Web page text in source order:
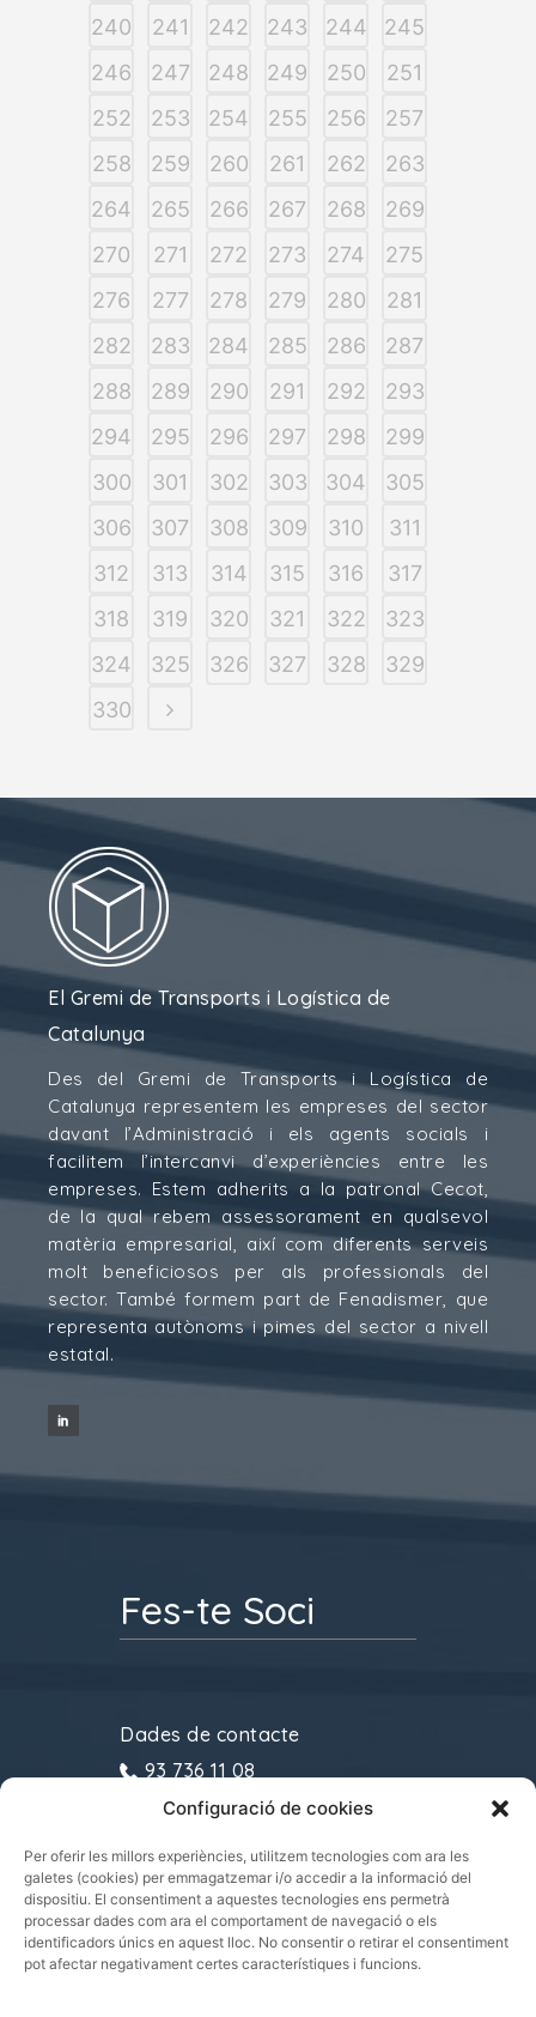
Configuració de cookies
Per oferir les millors experiències, utilitzem tecnologies com ara les
galetes (cookies) per emmagatzemar i/o accedir a la informació del
dispositiu. El consentiment a aquestes tecnologies ens permetrà
processar dades com ara el comportament de navegació o els
identificadors únics en aquest lloc. No consentir o retirar el consentiment
pot afectar negativament certes característiques i funcions.
240
241 242 243 244
245
246
247 248 249 250
251
252
253 254 255 256
257
258
259 260 261 262
263
264
265 266 267 268
269
270
271 272 273 274
275
276
277 278 279 280
281
282
283 284 285 286
287
288
289 290 291 292
293
294
295 296 297 298
299
300
301 302 303 304
305
306
307 308 309 310
311
312
313 314 315 316
317
318
319 320 321 322
323
324
325 326 327 328
329
330
El Gremi de Transports i Logística de
Catalunya
Des del Gremi de Transports i Logística de
Catalunya representem les empreses del sector
davant l’Administració i els agents socials i
facilitem l’intercanvi d’experiències entre les
empreses. Estem adherits a la patronal Cecot,
de la qual rebem assessorament en qualsevol
matèria empresarial, així com diferents serveis
molt beneficiosos per als professionals del
sector. També formem part de Fenadismer, que
representa autònoms i pimes del sector a nivell
estatal.
Fes-te Soci
Dades de contacte
93 736 11 08
gremitransports@cecot.org
C/ Sant Pau, 6. 08221
Terrassa